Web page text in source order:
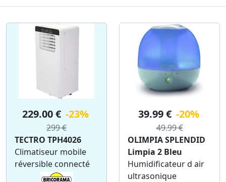
229.00 € -23%
299 €
TECTRO TPH4026
Climatiseur mobile
réversible connecté
39.99 € -20%
49.99 €
OLIMPIA SPLENDID
Limpia 2 Bleu
Humidificateur d air
ultrasonique